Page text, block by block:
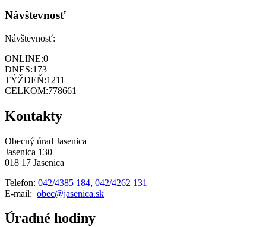
Návštevnosť
Návštevnosť:
ONLINE:0
DNES:173
TÝŽDEŇ:1211
CELKOM:778661
Kontakty
Obecný úrad Jasenica
Jasenica 130
018 17 Jasenica
Telefon: 042/4385 184, 042/4262 131
E-mail: obec@jasenica.sk
Úradné hodiny